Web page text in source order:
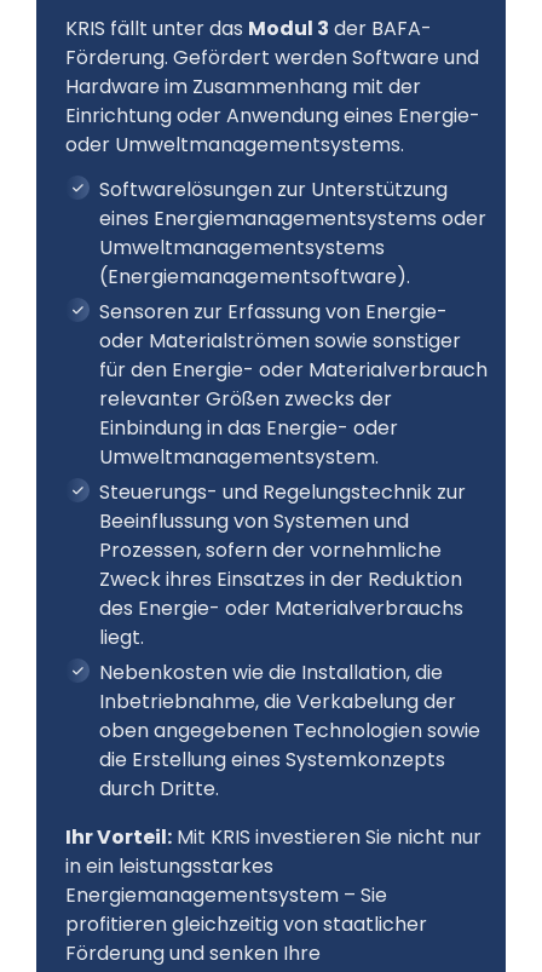
KRIS fällt unter das Modul 3 der BAFA-
Förderung. Gefördert werden Software und
Hardware im Zusammenhang mit der
Einrichtung oder Anwendung eines Energie-
oder Umweltmanagementsystems.
Softwarelösungen zur Unterstützung
eines Energiemanagementsystems oder
Umweltmanagementsystems
(Energiemanagementsoftware).
Sensoren zur Erfassung von Energie-
oder Materialströmen sowie sonstiger
für den Energie- oder Materialverbrauch
relevanter Größen zwecks der
Einbindung in das Energie- oder
Umweltmanagementsystem.
Steuerungs- und Regelungstechnik zur
Beeinflussung von Systemen und
Prozessen, sofern der vornehmliche
Zweck ihres Einsatzes in der Reduktion
des Energie- oder Materialverbrauchs
liegt.
Nebenkosten wie die Installation, die
Inbetriebnahme, die Verkabelung der
oben angegebenen Technologien sowie
die Erstellung eines Systemkonzepts
durch Dritte.
Ihr Vorteil: Mit KRIS investieren Sie nicht nur
in ein leistungsstarkes
Energiemanagementsystem – Sie
profitieren gleichzeitig von staatlicher
Förderung und senken Ihre